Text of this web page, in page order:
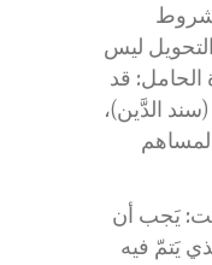
ليس
الحامل: قد
الدَّين)،
يَجب أن
يَتمّ فيه